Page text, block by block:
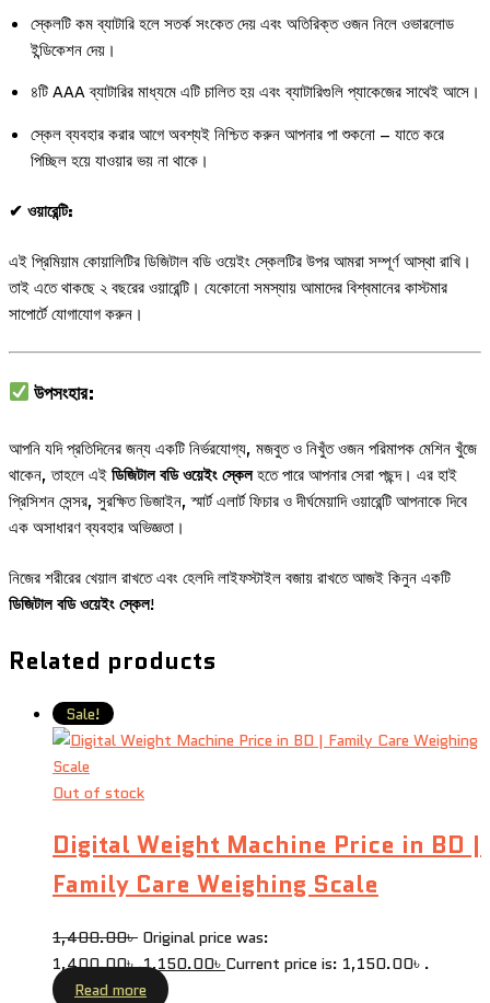
স্কেলটি কম ব্যাটারি হলে সতর্ক সংকেত দেয় এবং অতিরিক্ত ওজন নিলে ওভারলোড
ইন্ডিকেশন দেয়।
৪টি AAA ব্যাটারির মাধ্যমে এটি চালিত হয় এবং ব্যাটারিগুলি প্যাকেজের সাথেই আসে।
স্কেল ব্যবহার করার আগে অবশ্যই নিশ্চিত করুন আপনার পা শুকনো – যাতে করে
পিচ্ছিল হয়ে যাওয়ার ভয় না থাকে।
✔ ওয়ারেন্টি:
এই প্রিমিয়াম কোয়ালিটির ডিজিটাল বডি ওয়েইং স্কেলটির উপর আমরা সম্পূর্ণ আস্থা রাখি।
তাই এতে থাকছে ২ বছরের ওয়ারেন্টি। যেকোনো সমস্যায় আমাদের বিশ্বমানের কাস্টমার
সাপোর্টে যোগাযোগ করুন।
উপসংহার:
আপনি যদি প্রতিদিনের জন্য একটি নির্ভরযোগ্য, মজবুত ও নিখুঁত ওজন পরিমাপক মেশিন খুঁজে
থাকেন, তাহলে এইডিজিটাল বডি ওয়েইং স্কেলহতে পারে আপনার সেরা পছন্দ। এর হাই
প্রিসিশন সেন্সর, সুরক্ষিত ডিজাইন, স্মার্ট এলার্ট ফিচার ও দীর্ঘমেয়াদি ওয়ারেন্টি আপনাকে দিবে
এক অসাধারণ ব্যবহার অভিজ্ঞতা।
নিজের শরীরের খেয়াল রাখতে এবং হেলদি লাইফস্টাইল বজায় রাখতে আজই কিনুন একটি
ডিজিটাল বডি ওয়েইং স্কেল!
Related products
Sale!
Out of stock
Digital Weight Machine Price in BD |
Family Care Weighing Scale
1,400.00৳ Original price was:
1,400.00৳ .1,150.00৳ Current price is: 1,150.00৳ .
Read more